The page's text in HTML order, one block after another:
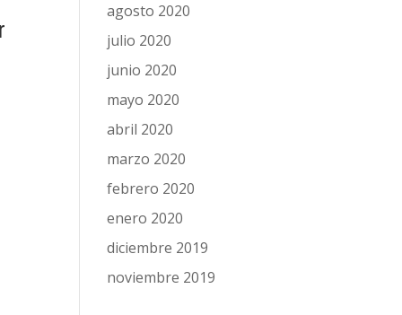
agosto 2020
julio 2020
junio 2020
mayo 2020
abril 2020
marzo 2020
febrero 2020
enero 2020
diciembre 2019
noviembre 2019